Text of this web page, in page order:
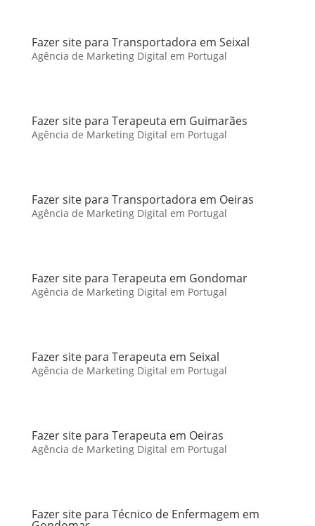
Fazer site para Transportadora em Seixal
Agência de Marketing Digital em Portugal
Fazer site para Terapeuta em Guimarães
Agência de Marketing Digital em Portugal
Fazer site para Transportadora em Oeiras
Agência de Marketing Digital em Portugal
Fazer site para Terapeuta em Gondomar
Agência de Marketing Digital em Portugal
Fazer site para Terapeuta em Seixal
Agência de Marketing Digital em Portugal
Fazer site para Terapeuta em Oeiras
Agência de Marketing Digital em Portugal
Fazer site para Técnico de Enfermagem em